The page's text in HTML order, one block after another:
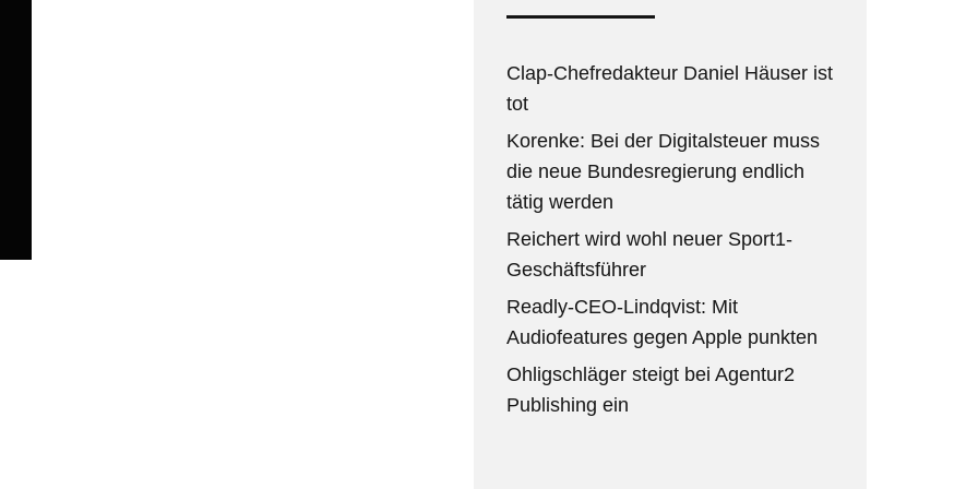
Clap-Chefredakteur Daniel Häuser ist
tot
Korenke: Bei der Digitalsteuer muss
die neue Bundesregierung endlich
tätig werden
Reichert wird wohl neuer Sport1-
Geschäftsführer
Readly-CEO-Lindqvist: Mit
Audiofeatures gegen Apple punkten
Ohligschläger steigt bei Agentur2
Publishing ein